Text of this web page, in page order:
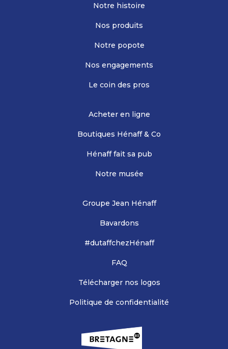
Notre histoire
Nos produits
Notre popote
Nos engagements
Le coin des pros
Acheter en ligne
Boutiques Hénaff & Co
Hénaff fait sa pub
Notre musée
Groupe Jean Hénaff
Bavardons
#dutaffchezHénaff
FAQ
Télécharger nos logos
Politique de confidentialité